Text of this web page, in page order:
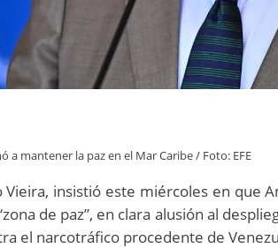
a mantener la paz en el Mar Caribe / Foto: EFE
Vieira, insistió este miércoles en que
de paz”, en clara alusión al
el narcotráfico procedente de